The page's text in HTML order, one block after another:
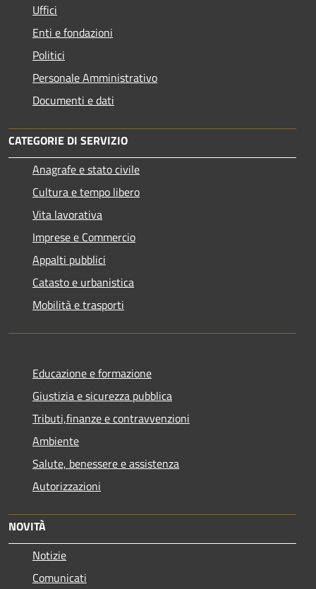
Uffici
Enti e fondazioni
Politici
Personale Amministrativo
Documenti e dati
CATEGORIE DI SERVIZIO
Anagrafe e stato civile
Cultura e tempo libero
Vita lavorativa
Imprese e Commercio
Appalti pubblici
Catasto e urbanistica
Mobilità e trasporti
Educazione e formazione
Giustizia e sicurezza pubblica
Tributi,finanze e contravvenzioni
Ambiente
Salute, benessere e assistenza
Autorizzazioni
NOVITÀ
Notizie
Comunicati